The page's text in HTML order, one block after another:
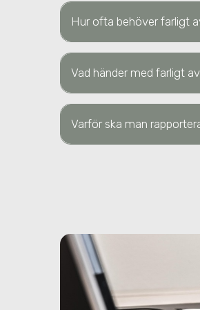
Hur ofta behöver farligt
Vad händer med farligt
Varför ska man